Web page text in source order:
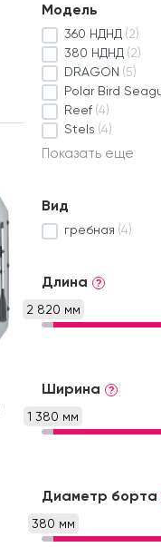
Модель
360 НДНД (2)
380 НДНД (2)
DRAGON (5)
Polar Bird
Reef (4)
Stels (4)
Показать еще
Вид
гребная (4)
Длина ?
2 820 мм
Ширина ?
1 380 мм
Диаметр борта
380 мм